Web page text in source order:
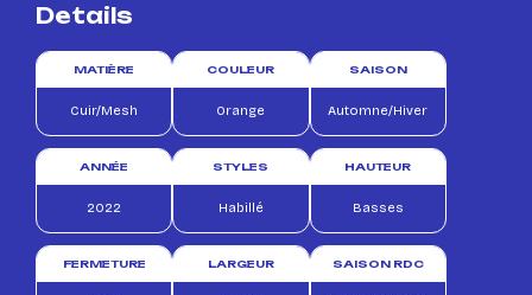
Details
MATIÈRE
Cuir/Mesh
COULEUR
Orange
SAISON
Automne/Hiver
ANNÉE
2022
STYLES
Habillé
HAUTEUR
Basses
FERMETURE LARGEUR SAISON RDC